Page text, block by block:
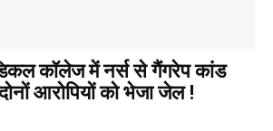
कॉलेज में नर्स से गैंगरेप कांड
आरोपियों को भेजा जेल !